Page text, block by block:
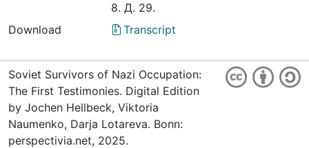
8. Д. 29.
Download
Transcript
Soviet Survivors of Nazi Occupation:
The First Testimonies. Digital Edition
by Jochen Hellbeck, Viktoria
Naumenko, Darja Lotareva. Bonn:
perspectivia.net, 2025.